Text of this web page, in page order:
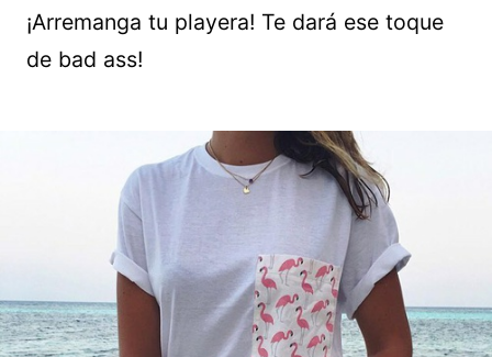
¡Arremanga tu playera! Te dará ese toque
de bad ass!